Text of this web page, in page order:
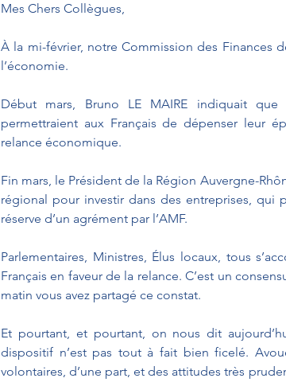
Mes Chers Collègues,
À la mi-février, notre Commission des Finances
l’économie.
Début mars, Bruno LE MAIRE indiquait
permettraient aux Français de dépenser leur
relance économique.
Fin mars, le Président de la Région Auvergne-
régional pour investir dans des entreprises, qui
réserve d’un agrément par l’AMF.
Parlementaires, Ministres, Élus locaux, tous
Français en faveur de la relance. C’est un
matin vous avez partagé ce constat.
Et pourtant, et pourtant, on nous dit
dispositif n’est pas tout à fait bien ficelé.
volontaires, d’une part, et des attitudes très